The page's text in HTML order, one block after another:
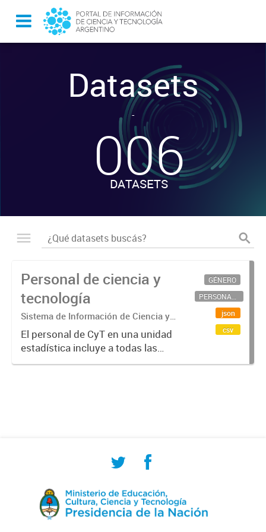
Datasets
-
006
DATASETS
Personal de ciencia y
tecnología
Sistema de Información de Ciencia y
Tecnología Argentino (SICYTAR)
El personal de CyT en una unidad
estadística incluye a todas las
personas involucradas
GÉNERO
PERSONAL CIENTÍFICO-TECNOLÓGICO
json
csv